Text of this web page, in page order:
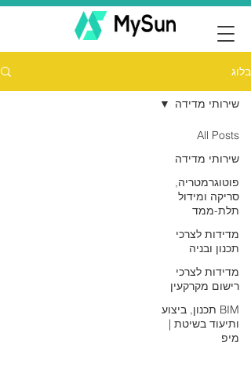
בלוג
All Posts
שירותי מדידה
פוטוגרמטריה,
סריקה ומידול
תלת-ממד
מדידות לצרכי
תכנון ובניה
מדידות לצרכי
רישום מקרקעין
BIM תכנון, ביצוע
ותיעוד בשיטת |
מיפ
שירותי מדידה